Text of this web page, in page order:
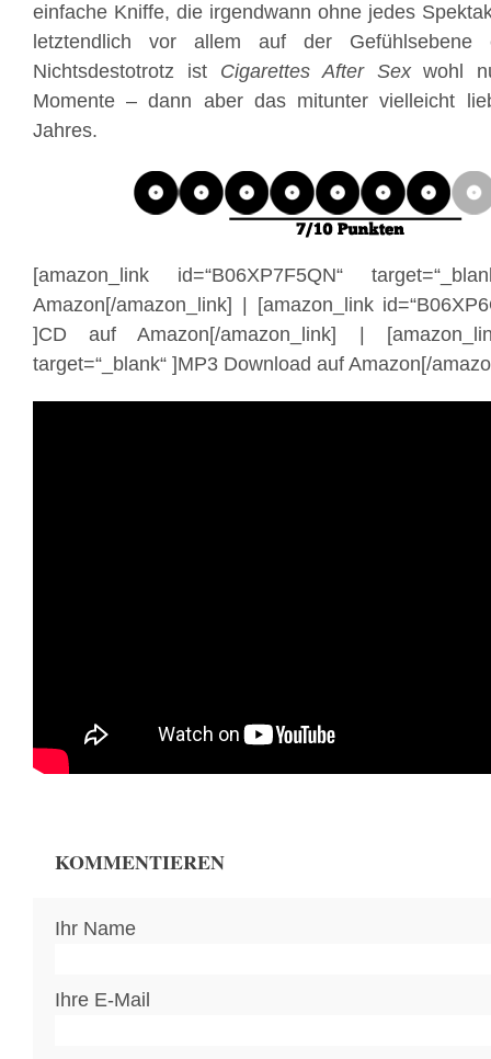
einfache Kniffe, die irgendwann ohne jedes
letztendlich vor allem auf der Gefühlsebene
Nichtsdestotrotz ist Cigarettes After Sexwohl
Momente – dann aber das mitunter vielleicht
Jahres.
[amazon_link id=“B06XP7F5QN“
Amazon[/amazon_link] | [amazon_link
]CD auf Amazon[/amazon_link] |
target=“_blank“ ]MP3 Download auf Amazon[/
KOMMENTIEREN
Ihr Name
Ihre E-Mail